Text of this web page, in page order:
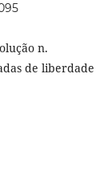
n.
de liberdade